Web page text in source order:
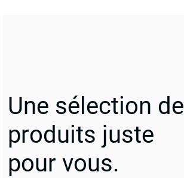
Une sélection de
produits juste
pour vous.